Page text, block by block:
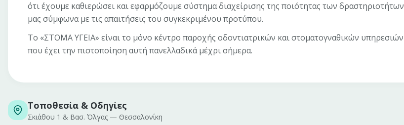
ότι έχουμε καθιερώσει και εφαρμόζουμε σύστημα διαχείρισης της ποιότητας των δραστηριοτήτων
μας σύμφωνα με τις απαιτήσεις του συγκεκριμένου προτύπου.
Το «ΣΤΟΜΑ YΓΕΙΑ» είναι το μόνο κέντρο παροχής οδοντιατρικών και στοματογναθικών υπηρεσιών
που έχει την πιστοποίηση αυτή πανελλαδικά μέχρι σήμερα.
Τοποθεσία & Οδηγίες
Σκιάθου 1 & Βασ. Όλγας — Θεσσαλονίκη